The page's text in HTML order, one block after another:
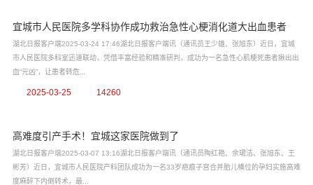
宜城市人民医院多学科协作成功救治急性心梗消化道大出血患者
湖北日报客户端2025-03-24 17:46湖北日报客户端讯（通讯员王少雄、张旭东）近日，宜城
市人民医院多科室迅速联动，凭借丰富经验和精准研判，成功为一名急性心肌梗死患者揪出出
血“元凶”，让患者转危...
2025-03-25 14260
高难度引产手术！宜城这家医院做到了
湖北日报客户端2025-03-07 13:16湖北日报客户端讯（通讯员陶红艳、余珺洁、张旭东、王
彬芳）近日，宜城市人民医院产科团队成功为一名33岁疤痕子宫合并胎儿横位的孕妇实施高难
度麻醉下内倒转术，最...